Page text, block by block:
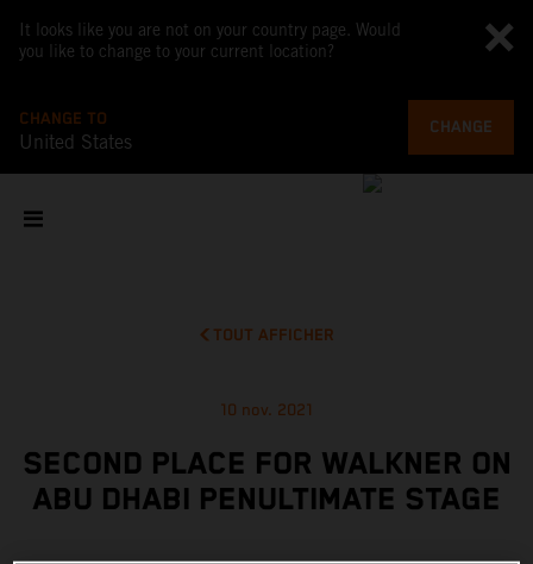
It looks like you are not on your country page. Would
you like to change to your current location?
CHANGE TO
United States
CHANGE
TOUT AFFICHER
10 nov. 2021
SECOND PLACE FOR WALKNER ON
ABU DHABI PENULTIMATE STAGE